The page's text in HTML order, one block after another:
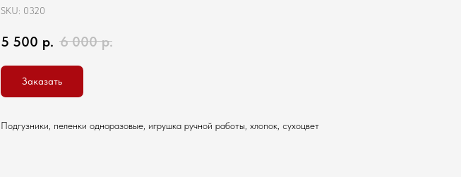
SKU: 0320
5 500 р. 6 000 р.
Заказать
Подгузники, пеленки одноразовые, игрушка ручной работы, хлопок, сухоцвет